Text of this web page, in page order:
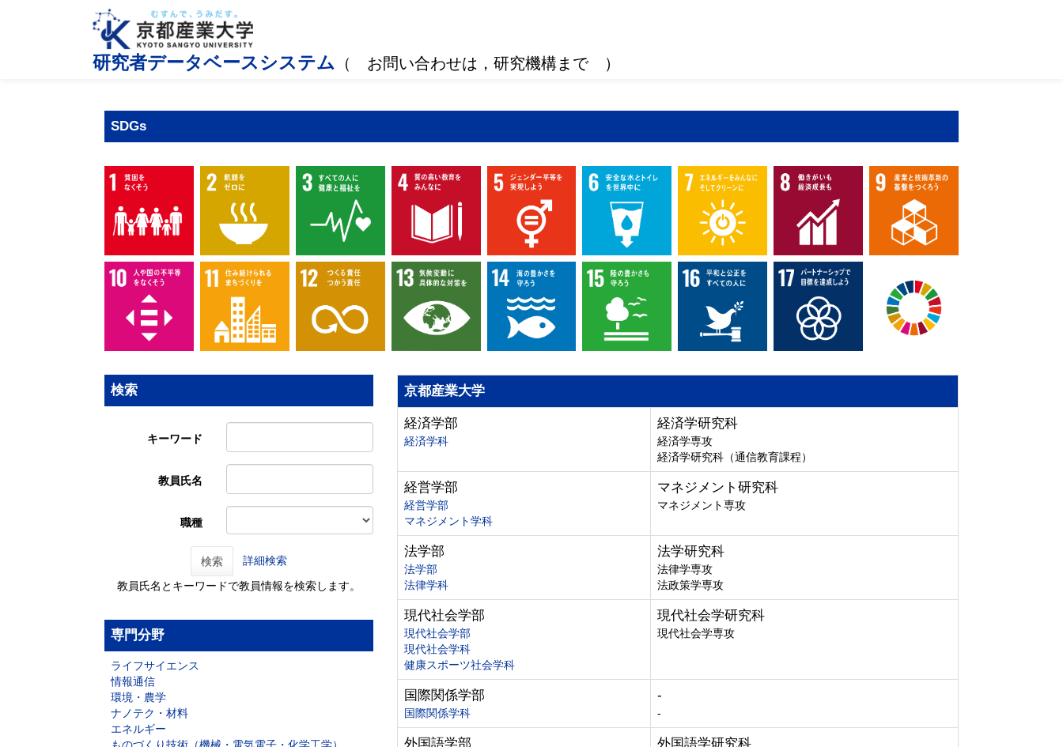
研究者データベースシステム （ お問い合わせは，研究機構まで ）
SDGs
検索
キーワード
教員氏名
職種
検索 詳細検索
教員氏名とキーワードで教員情報を検索します。
専門分野
ライフサイエンス
情報通信
環境・農学
ナノテク・材料
エネルギー
ものづくり技術（機械・電気電子・化学工学）
京都産業大学
経済学部
経済学科
経済学研究科
経済学専攻
経済学研究科（通信教育課程）
経営学部
経営学部
マネジメント学科
マネジメント研究科
マネジメント専攻
法学部
法学部
法律学科
法学研究科
法律学専攻
法政策学専攻
現代社会学部
現代社会学部
現代社会学科
健康スポーツ社会学科
現代社会学研究科
現代社会学専攻
国際関係学部
国際関係学科
-
-
外国語学部 外国語学研究科